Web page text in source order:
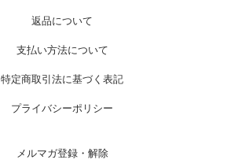
返品について
支払い方法について
特定商取引法に基づく表記
プライバシーポリシー
メルマガ登録・解除